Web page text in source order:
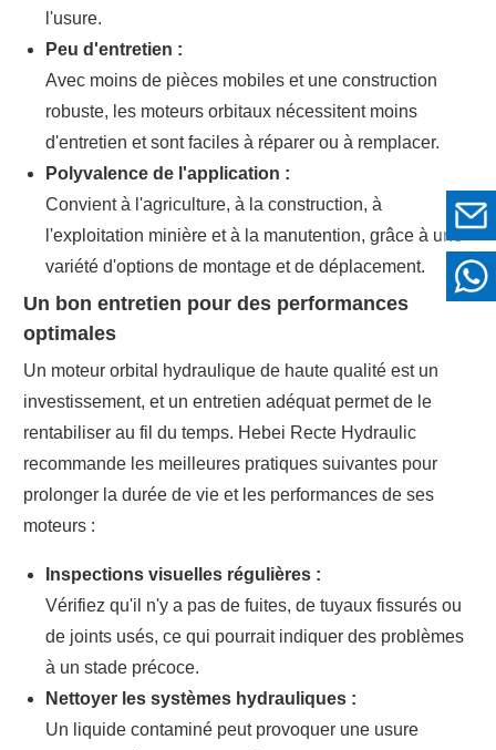
l'usure.
Peu d'entretien :
Avec moins de pièces mobiles et une construction
robuste, les moteurs orbitaux nécessitent moins
d'entretien et sont faciles à réparer ou à remplacer.
Polyvalence de l'application :
Convient à l'agriculture, à la construction, à
l'exploitation minière et à la manutention, grâce à une
variété d'options de montage et de déplacement.
Un bon entretien pour des performances
optimales
Un moteur orbital hydraulique de haute qualité est un
investissement, et un entretien adéquat permet de le
rentabiliser au fil du temps. Hebei Recte Hydraulic
recommande les meilleures pratiques suivantes pour
prolonger la durée de vie et les performances de ses
moteurs :
Inspections visuelles régulières :
Vérifiez qu'il n'y a pas de fuites, de tuyaux fissurés ou
de joints usés, ce qui pourrait indiquer des problèmes
à un stade précoce.
Nettoyer les systèmes hydrauliques :
Un liquide contaminé peut provoquer une usure